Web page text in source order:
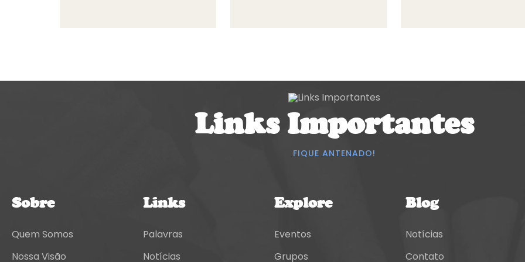
Links Importantes
FIQUE ANTENADO!
Sobre
Quem Somos
Nossa Visão
Links
Palavras
Notícias
Explore
Eventos
Grupos
Blog
Notícias
Contato